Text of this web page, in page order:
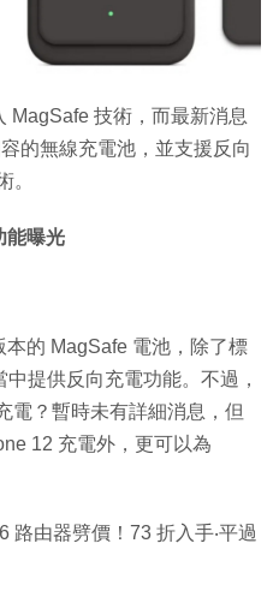
MagSafe 技術，而最新消息
的無線充電池，並支援反向
。
能曝光
的 MagSafe 電池，除了標
提供反向充電功能。不過，
電？暫時未有詳細消息，但
12 充電外，更可以為
路由器劈價！73 折入手‧平過